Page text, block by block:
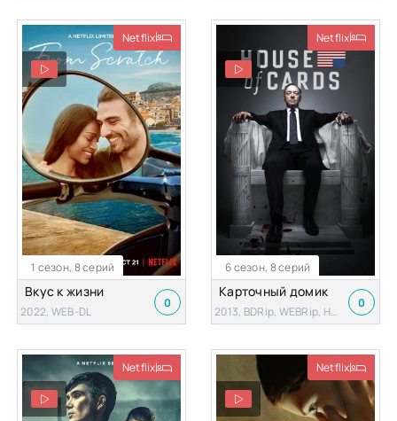
Netflix
1 сезон, 8 серий
Вкус к жизни
2022, WEB-DL
0
Netflix
6 сезон, 8 серий
Карточный домик
2013, BDRip, WEBRip, HDTV, WEB-DL
0
Netflix Netflix